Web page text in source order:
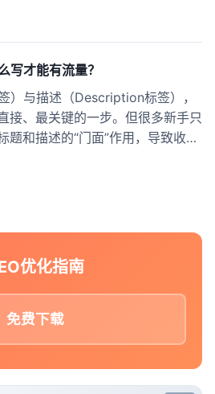
效率。本文将用递进式实操讲解如
不走弯路，尽早被百......
写才能有流量？
）与描述（Description标签），
接、最关键的一步。但很多新手只
题和描述的“门面”作用，导致收录
科学的方法和规律，不但能吸引搜
优化指南
免费下载